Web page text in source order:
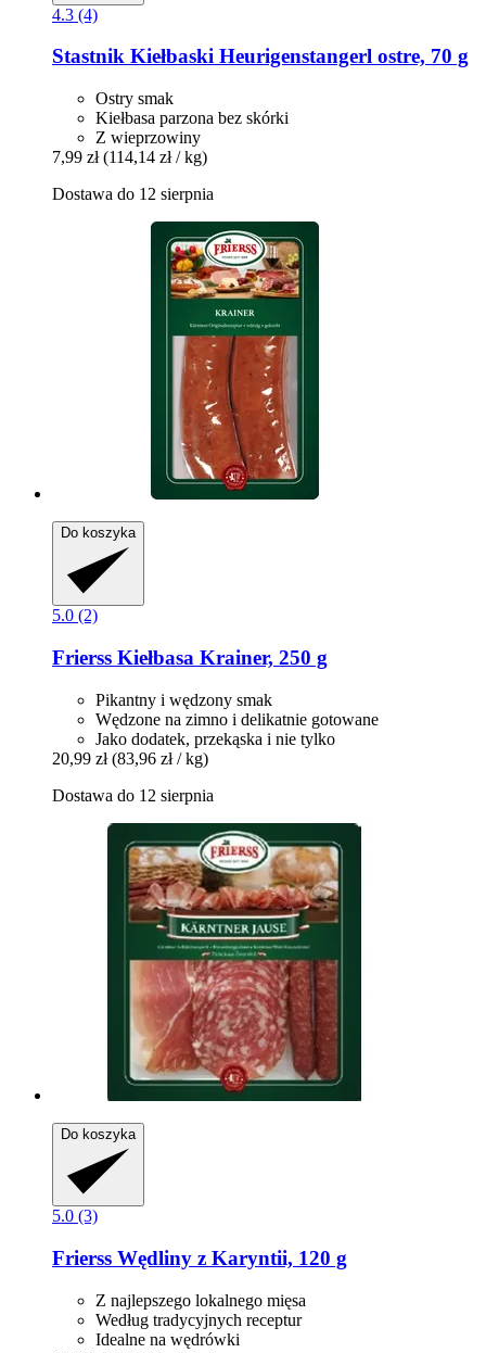
4.3 (4)
Stastnik Kiełbaski Heurigenstangerl ostre, 70 g
Ostry smak
Kiełbasa parzona bez skórki
Z wieprzowiny
7,99 zł (114,14 zł / kg)
Dostawa do 12 sierpnia
Do koszyka
5.0 (2)
Frierss Kiełbasa Krainer, 250 g
Pikantny i wędzony smak
Wędzone na zimno i delikatnie gotowane
Jako dodatek, przekąska i nie tylko
20,99 zł (83,96 zł / kg)
Dostawa do 12 sierpnia
Do koszyka
5.0 (3)
Frierss Wędliny z Karyntii, 120 g
Z najlepszego lokalnego mięsa
Według tradycyjnych receptur
Idealne na wędrówki